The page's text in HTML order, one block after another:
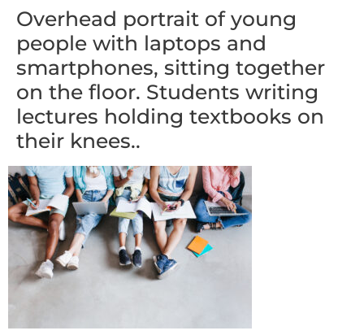
Overhead portrait of young
people with laptops and
smartphones, sitting together
on the floor. Students writing
lectures holding textbooks on
their knees..